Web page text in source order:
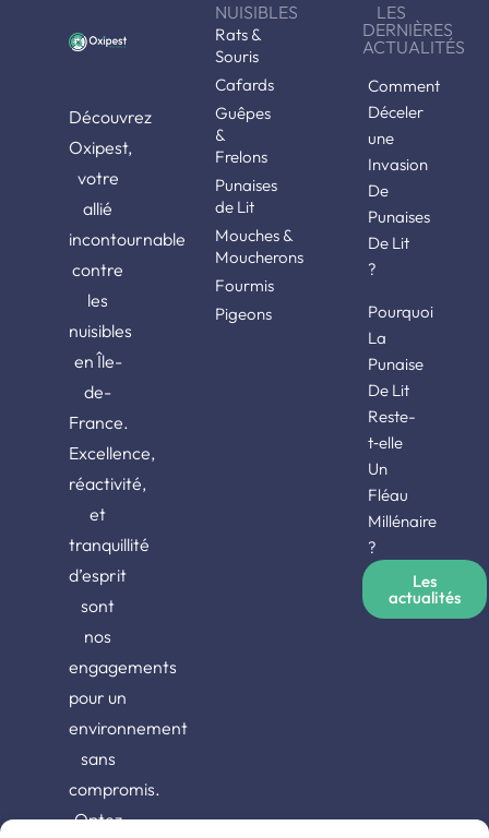
Découvrez
Oxipest,
votre
allié
incontournable
contre
les
nuisibles
en Île-
de-
France.
Excellence,
réactivité,
et
tranquillité
d’esprit
sont
nos
engagements
pour un
environnement
sans
compromis.
Optez
NUISIBLES
Rats &
Souris
Cafards
Guêpes
&
Frelons
Punaises
de Lit
Mouches &
Moucherons
Fourmis
Pigeons
LES
DERNIÈRES
ACTUALITÉS
Comment
Déceler
une
Invasion
De
Punaises
De Lit
?
Pourquoi
La
Punaise
De Lit
Reste-
t‑elle
Un
Fléau
Millénaire
?
Les
actualités